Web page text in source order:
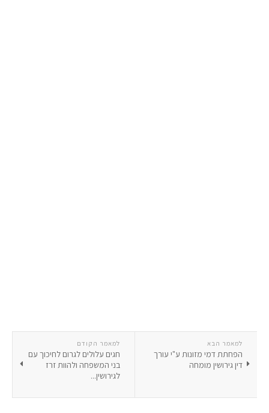
למאמר הקודם
חגים עלולים לגרום לחיכוך עם
בני המשפחה ולהוות זרז
לגירושין...
למאמר הבא
הפחתת דמי מזונות ע"י עורך
דין גירושין מומחה